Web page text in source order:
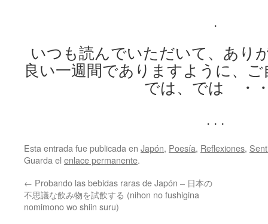
.
いつも読んでいただいて、あり
良い一週間でありますように、
では、では ・
. . .
Esta entrada fue publicada en Japón, Poesía, Reflexiones,
Guarda el enlace permanente.
← Probando las bebidas raras de Japón – 日本の
不思議な飲み物を試飲する (nihon no fushigina
nomimono wo shiin suru)